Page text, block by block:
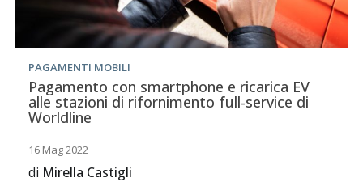
PAGAMENTI MOBILI
Pagamento con smartphone e ricarica EV
alle stazioni di rifornimento full-service di
Worldline
16 Mag 2022
di Mirella Castigli